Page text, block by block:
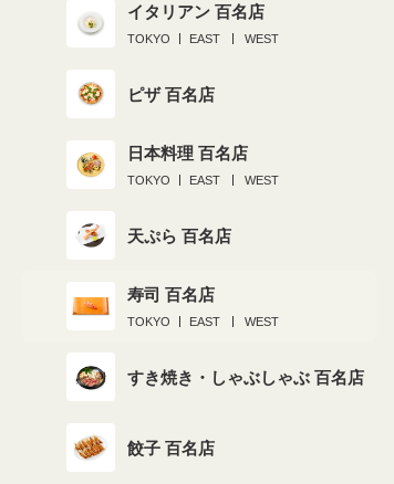
イタリアン 百名店
TOKYO EAST WEST
ピザ 百名店
日本料理 百名店
TOKYO EAST WEST
天ぷら 百名店
寿司 百名店
TOKYO EAST WEST
すき焼き・しゃぶしゃぶ 百名店
餃子 百名店